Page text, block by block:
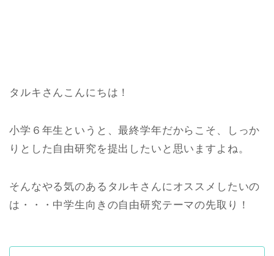
タルキさんこんにちは！
小学６年生というと、最終学年だからこそ、しっか
りとした自由研究を提出したいと思いますよね。
そんなやる気のあるタルキさんにオススメしたいの
は・・・中学生向きの自由研究テーマの先取り！